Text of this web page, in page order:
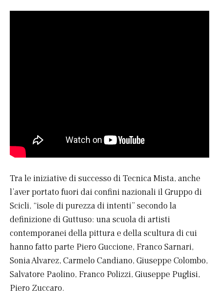
Tra le iniziative di successo di Tecnica Mista, anche
l’aver portato fuori dai confini nazionali il Gruppo di
Scicli, “isole di purezza di intenti” secondo la
definizione di Guttuso: una scuola di artisti
contemporanei della pittura e della scultura di cui
hanno fatto parte Piero Guccione, Franco Sarnari,
Sonia Alvarez, Carmelo Candiano, Giuseppe Colombo,
Salvatore Paolino, Franco Polizzi, Giuseppe Puglisi,
Piero Zuccaro.